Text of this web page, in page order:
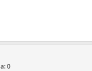
0